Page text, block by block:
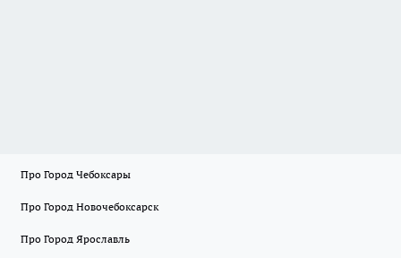
Про Город Чебоксары
Про Город Новочебоксарск
Про Город Ярославль